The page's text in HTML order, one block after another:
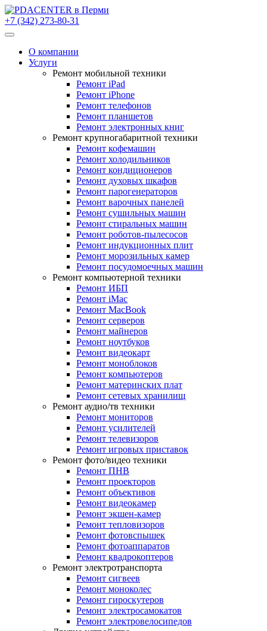
+7 (342) 273-80-31
О компании
Услуги
Ремонт мобильной техники
Ремонт iPad
Ремонт iPhone
Ремонт телефонов
Ремонт планшетов
Ремонт электронных книг
Ремонт крупногабаритной техники
Ремонт кофемашин
Ремонт холодильников
Ремонт кондиционеров
Ремонт духовых шкафов
Ремонт парогенераторов
Ремонт варочных панелей
Ремонт сушильных машин
Ремонт стиральных машин
Ремонт роботов-пылесосов
Ремонт индукционных плит
Ремонт морозильных камер
Ремонт посудомоечных машин
Ремонт компьютерной техники
Ремонт ИБП
Ремонт iMac
Ремонт MacBook
Ремонт серверов
Ремонт майнеров
Ремонт ноутбуков
Ремонт видеокарт
Ремонт моноблоков
Ремонт компьютеров
Ремонт материнских плат
Ремонт сетевых хранилищ
Ремонт аудио/тв техники
Ремонт мониторов
Ремонт усилителей
Ремонт телевизоров
Ремонт игровых приставок
Ремонт фото/видео техники
Ремонт ПНВ
Ремонт проекторов
Ремонт объективов
Ремонт видеокамер
Ремонт экшен-камер
Ремонт тепловизоров
Ремонт фотовспышек
Ремонт фотоаппаратов
Ремонт квадрокоптеров
Ремонт электротранспорта
Ремонт сигвеев
Ремонт моноколес
Ремонт гироскутеров
Ремонт электросамокатов
Ремонт электровелосипедов